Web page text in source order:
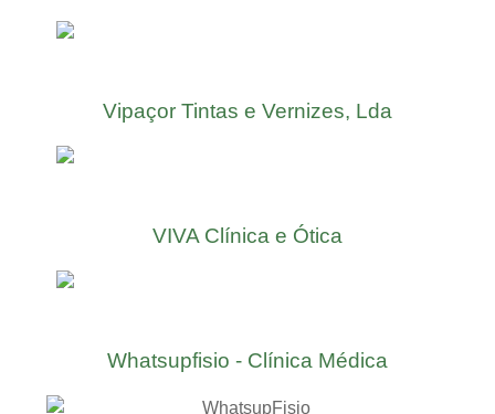
Vipaçor Tintas e Vernizes, Lda
VIVA Clínica e Ótica
Whatsupfisio - Clínica Médica